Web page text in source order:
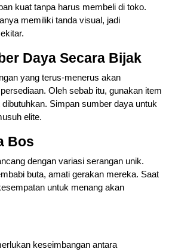
kuat tanpa harus membeli di toko.
memiliki tanda visual, jadi
Daya Secara Bijak
yang terus-menerus akan
Oleh sebab itu, gunakan item
Simpan sumber daya untuk
elite.
Bos
dengan variasi serangan unik.
buta, amati gerakan mereka. Saat
untuk menang akan
keseimbangan antara